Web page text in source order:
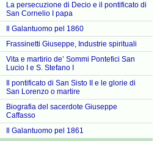
La persecuzione di Decio e il pontificato di
San Cornelio I papa
Il Galantuomo pel 1860
Frassinetti Giuseppe, Industrie spirituali
Vita e martirio de’ Sommi Pontefici San
Lucio I e S. Stefano I
Il pontificato di San Sisto II e le glorie di
San Lorenzo o martire
Biografia del sacerdote Giuseppe
Caffasso
Il Galantuomo pel 1861